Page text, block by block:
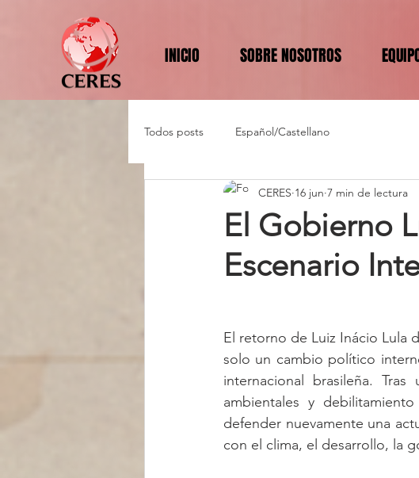
INICIO SOBRE NOSOTROS
Todos posts Español/Castellano
El Gobierno
Escenario
CERES 16 jun 7 min de lectura
El retorno de Luiz Inácio Lula
solo un cambio político
internacional brasileña.
ambientales y
defender nuevamente una
con el clima, el desarrollo, la